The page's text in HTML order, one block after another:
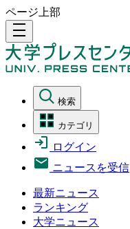
ページ上部
density_medium
検索
カテゴリ
ログイン
ニュースを受信
最新ニュース
ランキング
大学ニュース